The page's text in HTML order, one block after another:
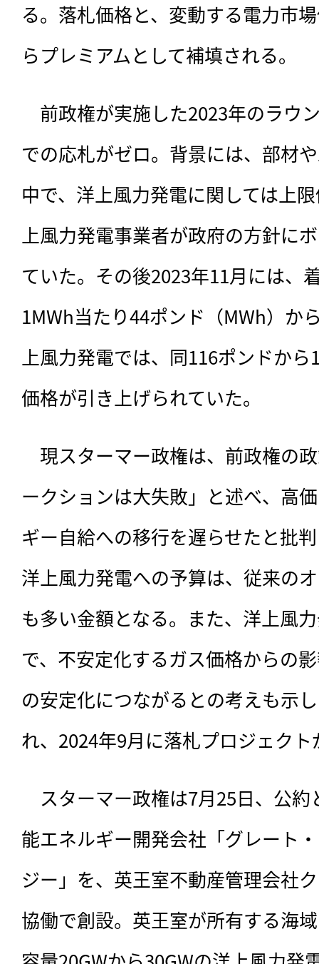
る。落札価格と、変動する電力市
らプレミアムとして補填される。
前政権が実施した2023年のラウ
での応札がゼロ。背景には、部材
中で、洋上風力発電に関しては上
上風力発電事業者が政府の方針に
ていた。その後2023年11月には、
1MWh当たり44ポンド（MWh）か
上風力発電では、同116ポンドか
価格が引き上げられていた。
現スターマー政権は、前政権の
ークションは大失敗」と述べ、高
ギー自給への移行を遅らせたと批
洋上風力発電への予算は、従来の
も多い金額となる。また、洋上風
で、不安定化するガス価格からの
の安定化につながるとの考えも示
れ、2024年9月に落札プロジェク
スターマー政権は7月25日、公約
能エネルギー開発会社「グレート
ジー」を、英王室不動産管理会社
協働で創設。英王室が所有する海